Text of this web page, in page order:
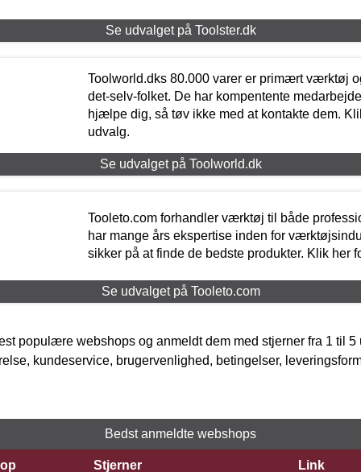
Se udvalget på Toolster.dk
Toolworld.dks 80.000 varer er primært værktøj
det-selv-folket. De har kompentente
hjælpe dig, så tøv ikke med at kontakte dem.
udvalg.
Se udvalget på Toolworld.dk
Tooleto.com forhandler værktøj til både
har mange års ekspertise inden for
sikker på at finde de bedste produkter. Klik her
Se udvalget på Tooleto.com
populære webshops og anmeldt dem med stjerner fra 1 til 5
kundeservice, brugervenlighed, betingelser,
Bedst anmeldte webshops
Stjerner Link